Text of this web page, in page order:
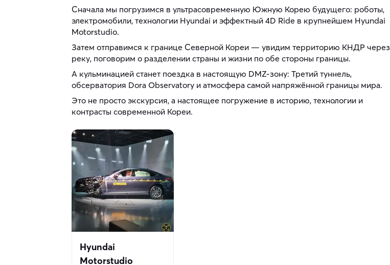
Сначала мы погрузимся в ультрасовременную Южную Корею будущего: роботы,
электромобили, технологии Hyundai и эффектный 4D Ride в крупнейшем Hyundai
Motorstudio.
Затем отправимся к границе Северной Кореи — увидим территорию КНДР через
реку, поговорим о разделении страны и жизни по обе стороны границы.
А кульминацией станет поездка в настоящую DMZ-зону: Третий туннель,
обсерватория Dora Observatory и атмосфера самой напряжённой границы мира.
Это не просто экскурсия, а настоящее погружение в историю, технологии и
контрасты современной Кореи.
Hyundai
Motorstudio